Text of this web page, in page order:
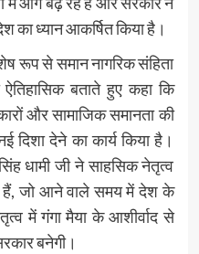
का ध्यान आकर्षित किया है।
रूप से समान नागरिक संहिता
बताते हुए कहा कि
और सामाजिक समानता की
दिशा देने का कार्य किया है।
धामी जी ने साहसिक नेतृत्व
हैं, जो आने वाले समय में देश के
में गंगा मैया के आशीर्वाद से
बनेगी।